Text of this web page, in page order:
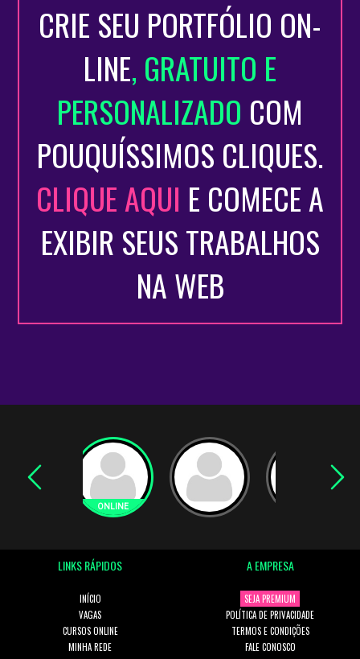
CRIE SEU PORTFÓLIO ON-
LINE, GRATUITO E
PERSONALIZADO COM
POUQUÍSSIMOS CLIQUES.
CLIQUE AQUI E COMECE A
EXIBIR SEUS TRABALHOS
NA WEB
LINKS RÁPIDOS
INÍCIO
VAGAS
CURSOS ONLINE
MINHA REDE
A EMPRESA
SEJA PREMIUM
POLÍTICA DE PRIVACIDADE
TERMOS E CONDIÇÕES
FALE CONOSCO